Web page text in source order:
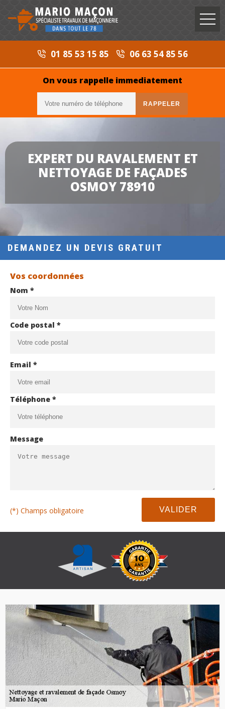
01 85 53 15 85 06 63 54 85 56
On vous rappelle immediatement
EXPERT DU RAVALEMENT ET
NETTOYAGE DE FAÇADES
OSMOY 78910
DEMANDEZ UN DEVIS GRATUIT
Vos coordonnées
Nom *
Code postal *
Email *
Téléphone *
Message
(*) Champs obligatoire